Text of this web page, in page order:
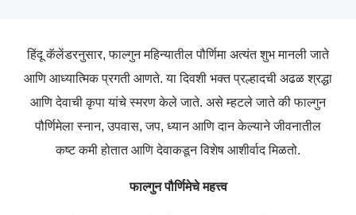
हिंदू कॅलेंडरनुसार, फाल्गुन महिन्यातील पौर्णिमा अत्यंत शुभ मानली जाते
आणि आध्यात्मिक प्रगती आणते. या दिवशी भक्त प्रल्हादची अढळ श्रद्धा
आणि देवाची कृपा यांचे स्मरण केले जाते. असे म्हटले जाते की फाल्गुन
पौर्णिमेला स्नान, उपवास, जप, ध्यान आणि दान केल्याने जीवनातील
कष्ट कमी होतात आणि देवाकडून विशेष आशीर्वाद मिळतो.
फाल्गुन पौर्णिमेचे महत्त्व